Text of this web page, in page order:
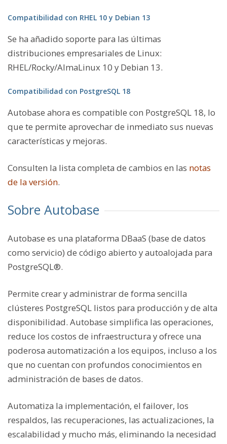
Compatibilidad con RHEL 10 y Debian 13
Se ha añadido soporte para las últimas
distribuciones empresariales de Linux:
RHEL/Rocky/AlmaLinux 10 y Debian 13.
Compatibilidad con PostgreSQL 18
Autobase ahora es compatible con PostgreSQL 18, lo
que te permite aprovechar de inmediato sus nuevas
características y mejoras.
Consulten la lista completa de cambios en las notas
de la versión.
Sobre Autobase
Autobase es una plataforma DBaaS (base de datos
como servicio) de código abierto y autoalojada para
PostgreSQL®.
Permite crear y administrar de forma sencilla
clústeres PostgreSQL listos para producción y de alta
disponibilidad. Autobase simplifica las operaciones,
reduce los costos de infraestructura y ofrece una
poderosa automatización a los equipos, incluso a los
que no cuentan con profundos conocimientos en
administración de bases de datos.
Automatiza la implementación, el failover, los
respaldos, las recuperaciones, las actualizaciones, la
escalabilidad y mucho más, eliminando la necesidad